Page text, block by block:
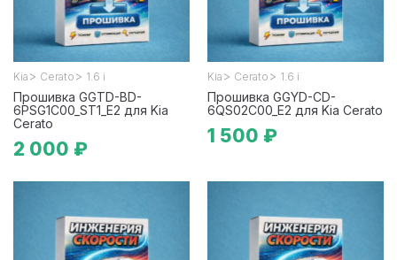
Kia > Cerato > 1.6 i
Прошивка GGTD-BD-
6PSG1C00_ST1_E2 для Kia
Cerato
2 000 ₽
Kia > Cerato > 1.6 i
Прошивка GGYD-CD-
6QS02C00_E2 для Kia Cerato
1 500 ₽